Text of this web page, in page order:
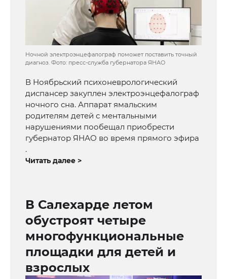
Ночной электроэнцефалограф поможет поставить точный
диагноз. Фото: пресс-служба губернатора ЯНАО
В Ноябрьский психоневрологический
диспансер закуплен электроэнцефалограф
ночного сна. Аппарат ямальским
родителям детей с ментальными
нарушениями пообещал приобрести
губернатор ЯНАО во время прямого эфира
.
Читать далее >
В Салехарде летом
обустроят четыре
многофункциональные
площадки для детей и
взрослых